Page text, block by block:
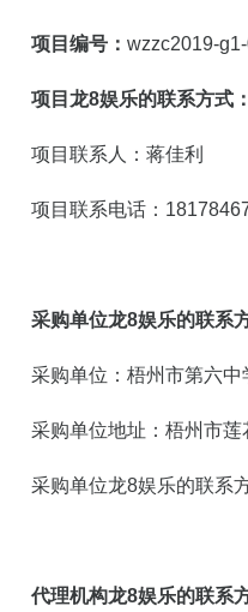
项目编号： wzzc2019-
项目龙8娱乐的联系方式：
项目联系人：蒋佳利
项目联系电话：
采购单位龙8娱乐的联系
采购单位：梧州市第六中
采购单位地址：梧州市莲
采购单位龙8娱乐的联系
代理机构龙8娱乐的联系